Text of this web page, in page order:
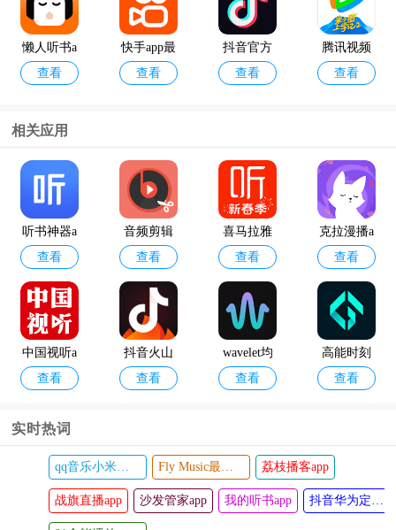
懒人听书a
pp最新版
查看
快手app最
新版本
查看
抖音官方
版
查看
腾讯视频
官方正版
查看
版
酷狗音乐2
024最新版
查看
相关应用
听书神器a
pp
查看
音频剪辑
大师2024
最新版
查看
喜马拉雅
有声制作
平台手机
版
查看
克拉漫播a
pp
查看
中国视听a
pp官方版
查看
抖音火山
版老版本2
查看
wavelet均
衡器中文
查看
高能时刻
短视频
查看
囧次元纯
净版
查看
EMO音乐a
pp
查看
实时热词
qq音乐小米定制版 Fly Music最新版本 荔枝播客app
战旗直播app 沙发管家app 我的听书app 抖音华为定制版